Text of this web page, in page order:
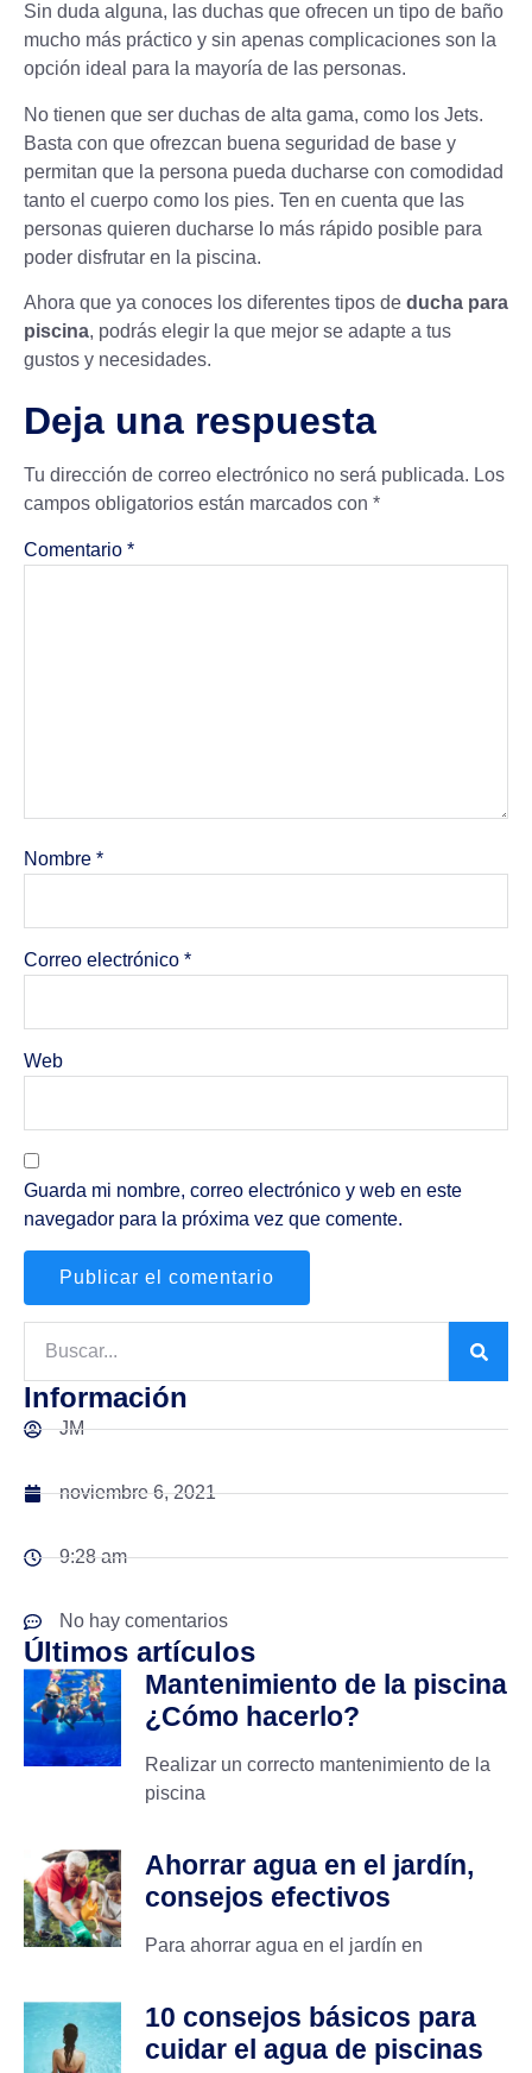
Sin duda alguna, las duchas que ofrecen un tipo de baño
mucho más práctico y sin apenas complicaciones son la
opción ideal para la mayoría de las personas.
No tienen que ser duchas de alta gama, como los Jets.
Basta con que ofrezcan buena seguridad de base y
permitan que la persona pueda ducharse con comodidad
tanto el cuerpo como los pies. Ten en cuenta que las
personas quieren ducharse lo más rápido posible para
poder disfrutar en la piscina.
Ahora que ya conoces los diferentes tipos de ducha para
piscina, podrás elegir la que mejor se adapte a tus
gustos y necesidades.
Deja una respuesta
Tu dirección de correo electrónico no será publicada. Los
campos obligatorios están marcados con *
Comentario *
Nombre *
Correo electrónico *
Web
Guarda mi nombre, correo electrónico y web en este
navegador para la próxima vez que comente.
Información
JM
noviembre 6, 2021
9:28 am
No hay comentarios
Últimos artículos
Mantenimiento de la piscina
¿Cómo hacerlo?
Realizar un correcto mantenimiento de la
piscina
Ahorrar agua en el jardín,
consejos efectivos
Para ahorrar agua en el jardín en
10 consejos básicos para
cuidar el agua de piscinas